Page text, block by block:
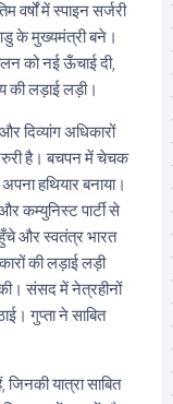
वर्षों में स्पाइन सर्जरी
के मुख्यमंत्री बने।
को नई ऊँचाई दी,
की लड़ाई लड़ी।
दिव्यांग अधिकारों
है। बचपन में चेचक
हथियार बनाया।
कम्युनिस्ट पार्टी से
और स्वतंत्र भारत
की लड़ाई लड़ी
संसद में नेत्रहीनों
गुप्ता ने साबित
जिनकी यात्रा साबित